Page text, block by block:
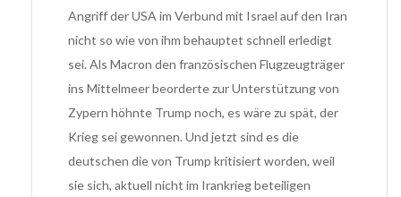
Angriff der USA im Verbund mit Israel auf den Iran
nicht so wie von ihm behauptet schnell erledigt
sei. Als Macron den französischen Flugzeugträger
ins Mittelmeer beorderte zur Unterstützung von
Zypern höhnte Trump noch, es wäre zu spät, der
Krieg sei gewonnen. Und jetzt sind es die
deutschen die von Trump kritisiert worden, weil
sie sich, aktuell nicht im Irankrieg beteiligen